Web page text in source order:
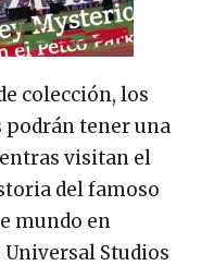
colección, los
podrán tener una
visitan el
del famoso
mundo en
Studios